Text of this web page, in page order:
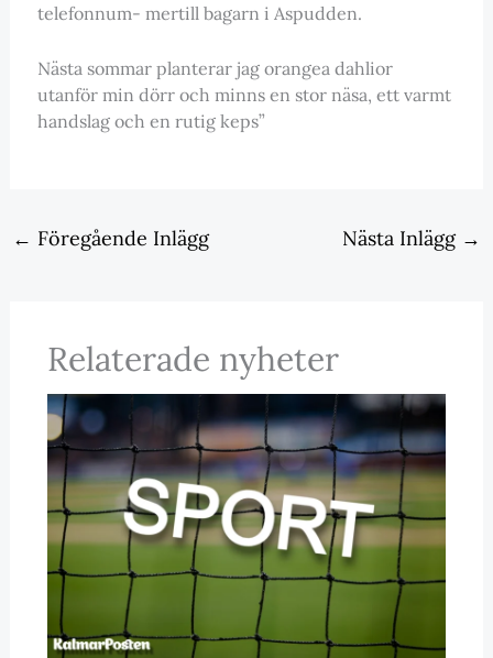
telefonnum- mertill bagarn i Aspudden.
Nästa sommar planterar jag orangea dahlior
utanför min dörr och minns en stor näsa, ett varmt
handslag och en rutig keps”
← Föregående Inlägg Nästa Inlägg →
Relaterade nyheter